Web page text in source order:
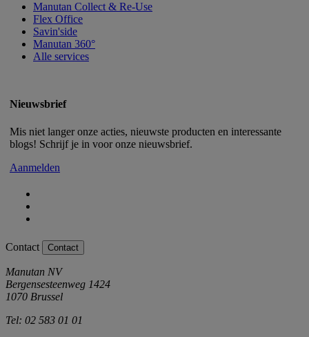
Manutan Collect & Re-Use
Flex Office
Savin'side
Manutan 360°
Alle services
Nieuwsbrief
Mis niet langer onze acties, nieuwste producten en interessante
blogs! Schrijf je in voor onze nieuwsbrief.
Aanmelden
Contact Contact
Manutan NV
Bergensesteenweg 1424
1070 Brussel
Tel: 02 583 01 01